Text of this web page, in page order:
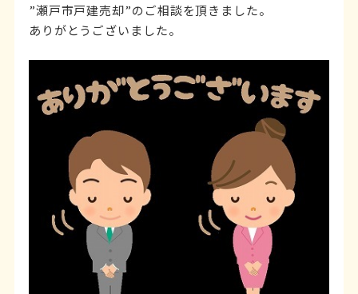
お問い合わせ
”瀬戸市戸建売却”のご相談を頂きました。
ありがとうございました。